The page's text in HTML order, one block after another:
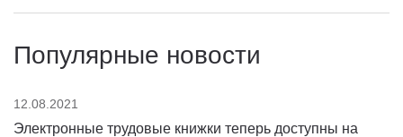
Популярные новости
12.08.2021
Электронные трудовые книжки теперь доступны на